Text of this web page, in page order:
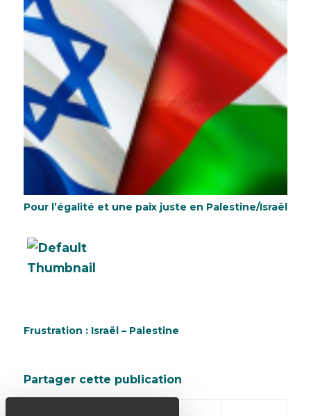
Pour l’égalité et une paix juste en Palestine/Israël
Frustration : Israël – Palestine
Partager cette publication